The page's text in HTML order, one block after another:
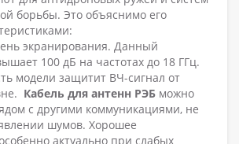
борьбы. Это объяснимо его
экранирования. Данный
100 дБ на частотах до 18 ГГц.
модели защитит ВЧ-сигнал от
Кабель для антенн РЭБ можно
с другими коммуникациями, не
шумов. Хорошее
актуально при слабых